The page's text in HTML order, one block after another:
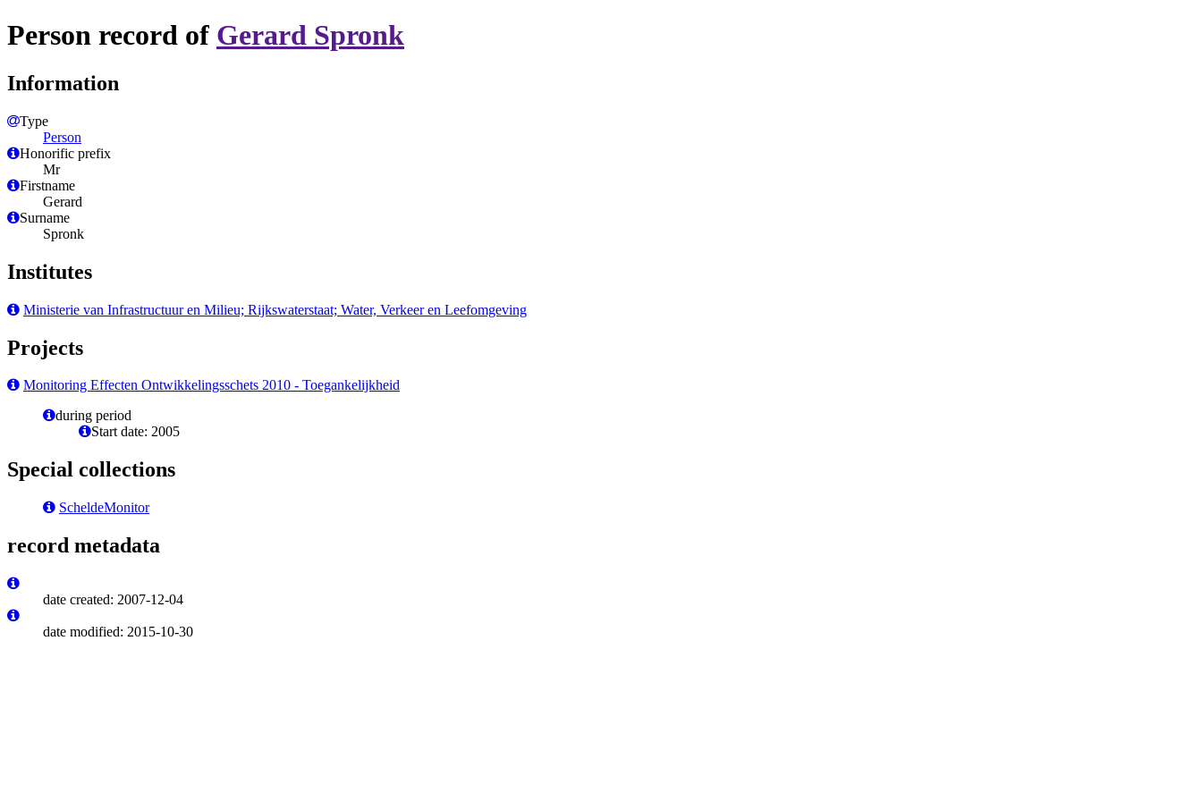
Person record of Gerard Spronk
Information
Type
Person
Honorific prefix
Mr
Firstname
Gerard
Surname
Spronk
Institutes
Ministerie van Infrastructuur en Milieu; Rijkswaterstaat; Water, Verkeer en Leefomgeving
Projects
Monitoring Effecten Ontwikkelingsschets 2010 - Toegankelijkheid
during period
Start date: 2005
Special collections
ScheldeMonitor
record metadata
date created: 2007-12-04
date modified: 2015-10-30